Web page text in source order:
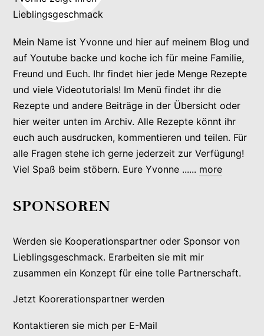
Mein Name ist Yvonne und hier auf meinem Blog und
auf Youtube backe und koche ich für meine Familie,
Freund und Euch. Ihr findet hier jede Menge Rezepte
und viele Videotutorials! Im Menü findet ihr die
Rezepte und andere Beiträge in der Übersicht oder
hier weiter unten im Archiv. Alle Rezepte könnt ihr
euch auch ausdrucken, kommentieren und teilen. Für
alle Fragen stehe ich gerne jederzeit zur Verfügung!
Viel Spaß beim stöbern. Eure Yvonne ...... more
SPONSOREN
Werden sie Kooperationspartner oder Sponsor von
Lieblingsgeschmack. Erarbeiten sie mit mir
zusammen ein Konzept für eine tolle Partnerschaft.
Jetzt Koorerationspartner werden
Kontaktieren sie mich per E-Mail